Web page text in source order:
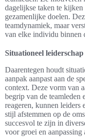
dagelijkse taken te kijken
gezamenlijke doelen.
teamdynamiek, maar
van elke individu binnen
Situationeel leiderschap
Daarentegen houdt
aanpak aanpast aan de
context. Deze vorm van
begrip van de
reageren, kunnen leiders
stijl afstemmen op de
succesvol te zijn in
voor groei en aanpassing